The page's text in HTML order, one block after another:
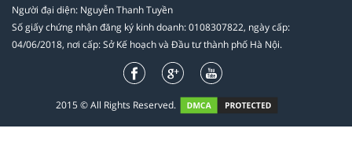
Người đại diện: Nguyễn Thanh Tuyền
Số giấy chứng nhận đăng ký kinh doanh: 0108307822, ngày cấp:
04/06/2018, nơi cấp: Sở Kế hoạch và Đầu tư thành phố Hà Nội.
2015 © All Rights Reserved.